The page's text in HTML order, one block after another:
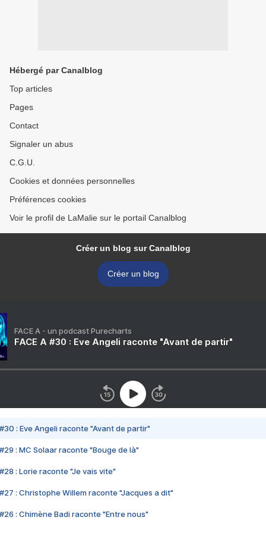
Hébergé par Canalblog
Top articles
Pages
Contact
Signaler un abus
C.G.U.
Cookies et données personnelles
Préférences cookies
Voir le profil de LaMalie sur le portail Canalblog
Créer un blog sur Canalblog
Créer un blog
FACE A - un podcast Purecharts
FACE A #30 : Eve Angeli raconte "Avant de partir"
#30 : Eve Angeli raconte "Avant de partir"
#29 : MC Solaar raconte "Bouge de là"
#28 : Lorie raconte "Je vais vite"
#27 : Christophe Willem raconte "Jacques a dit"
#26 : Chimène Badi raconte "Entre nous"